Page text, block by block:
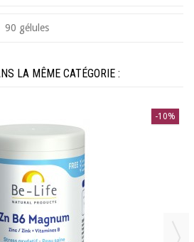
90 gélules
LA MÊME CATÉGORIE :
-10%